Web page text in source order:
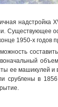
надстройка
Существующее
1950-х
ее машикулей и
срублены в